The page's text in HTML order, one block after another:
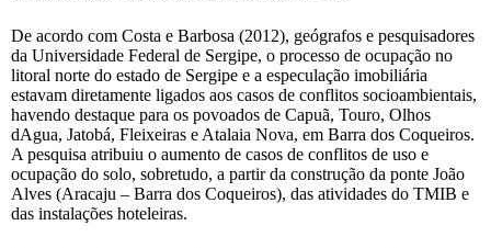
De acordo com Costa e Barbosa (2012), geógrafos e pesquisadores
da Universidade Federal de Sergipe, o processo de ocupação no
litoral norte do estado de Sergipe e a especulação imobiliária
estavam diretamente ligados aos casos de conflitos socioambientais,
havendo destaque para os povoados de Capuã, Touro, Olhos
dAgua, Jatobá, Fleixeiras e Atalaia Nova, em Barra dos Coqueiros.
A pesquisa atribuiu o aumento de casos de conflitos de uso e
ocupação do solo, sobretudo, a partir da construção da ponte João
Alves (Aracaju – Barra dos Coqueiros), das atividades do TMIB e
das instalações hoteleiras.